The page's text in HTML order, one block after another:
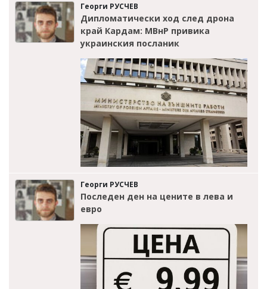
Георги РУСЧЕВ
Дипломатически ход след дрона
край Кардам: МВнР привика
украинския посланик
Георги РУСЧЕВ
Последен ден на цените в лева и
евро